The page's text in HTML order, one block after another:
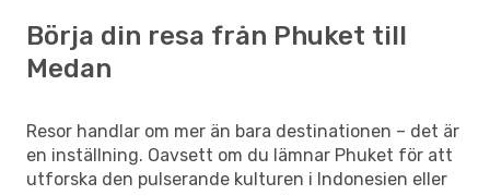
Börja din resa från Phuket till
Medan
Resor handlar om mer än bara destinationen – det är
en inställning. Oavsett om du lämnar Phuket för att
utforska den pulserande kulturen i Indonesien eller